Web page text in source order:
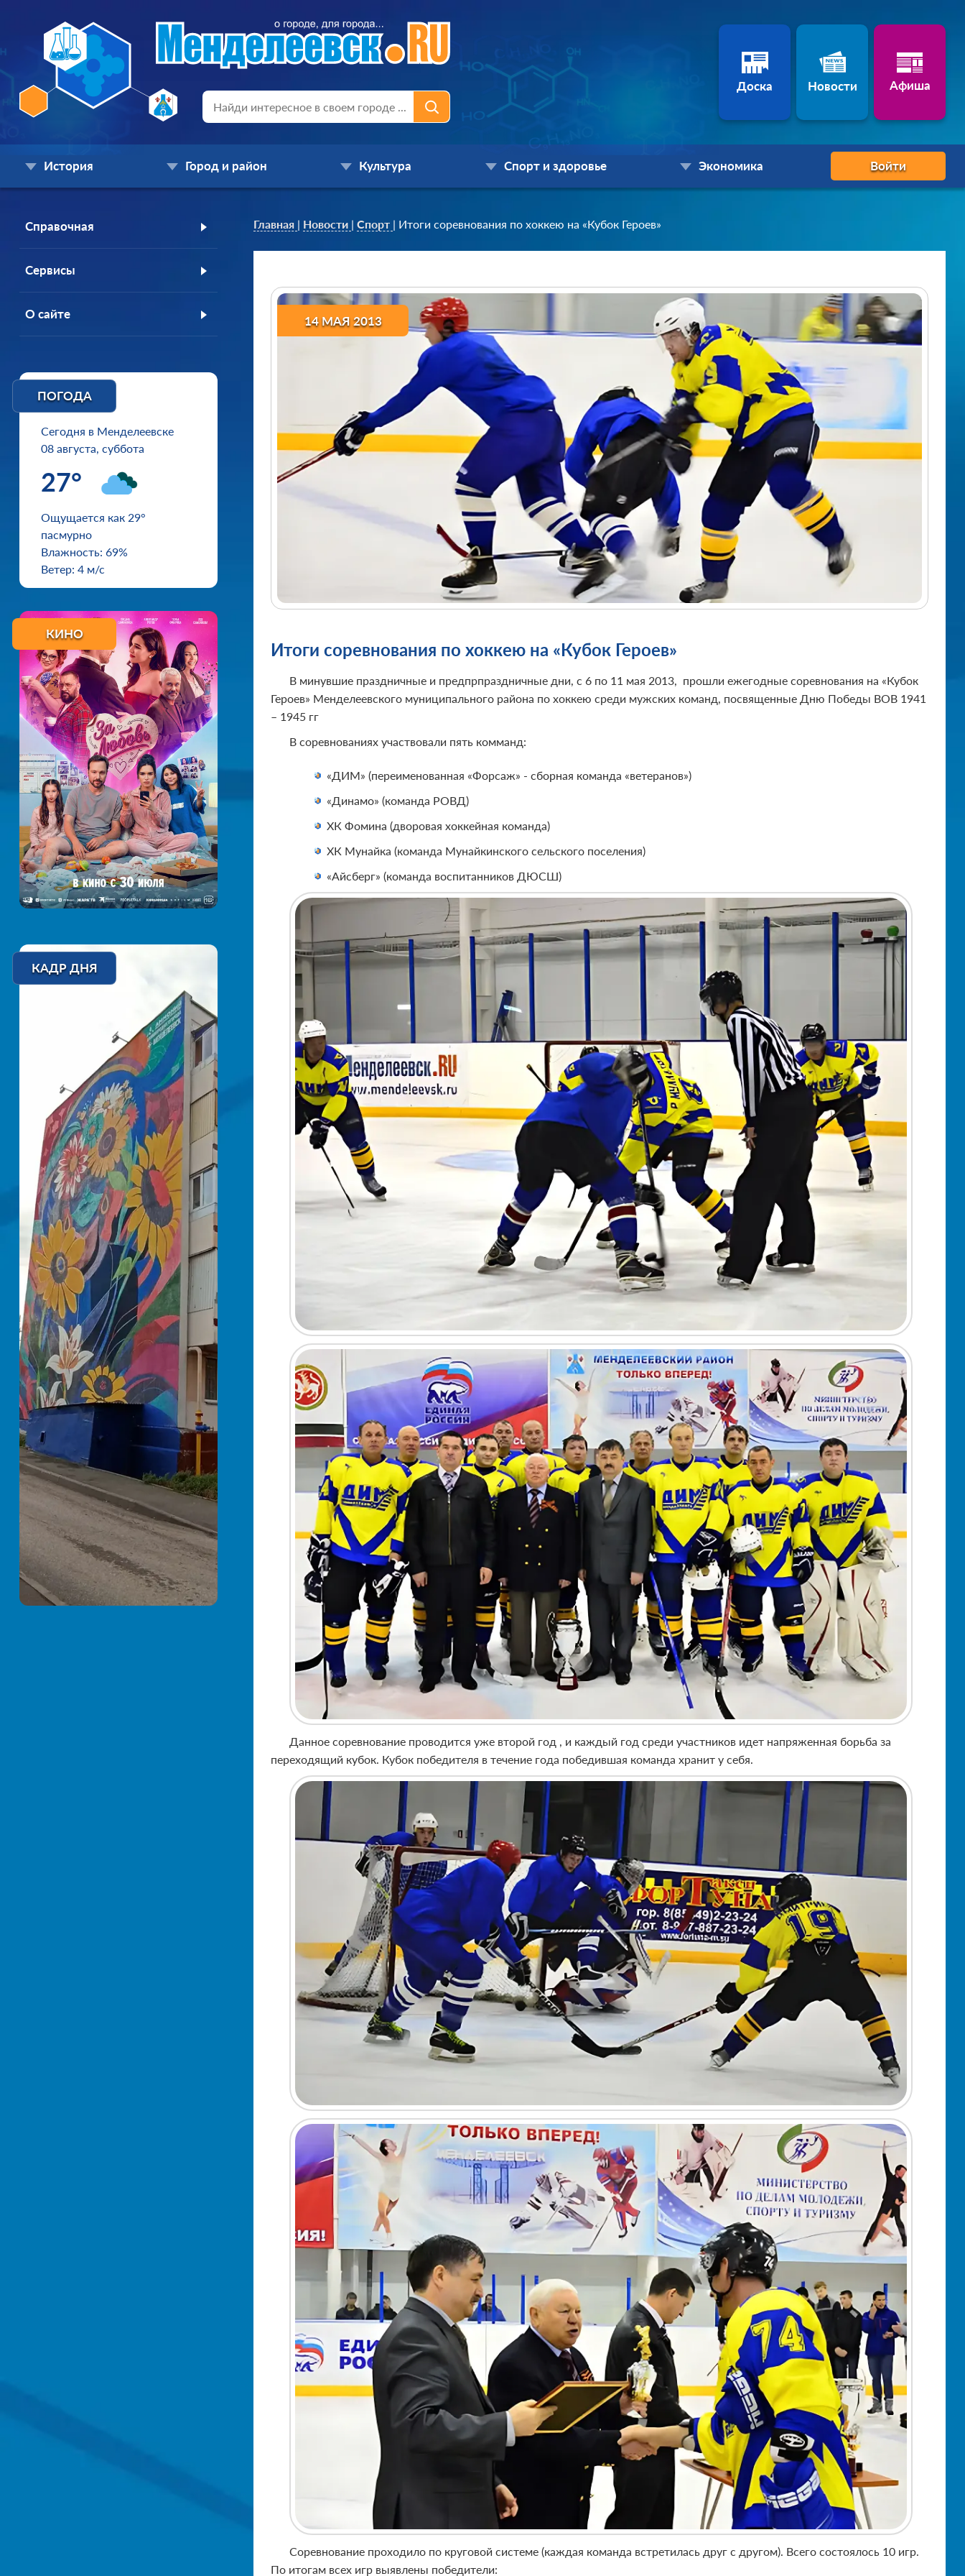
Доска Новости Афиша
История Город и район Культура Спорт и здоровье Экономика Войти
Справочная
Сервисы
О сайте
ПОГОДА
Сегодня в Менделеевске
08 августа, суббота
27°
Ощущается как 29°
пасмурно
Влажность: 69%
Ветер: 4 м/с
КИНО
КАДР ДНЯ
Главная | Новости | Спорт | Итоги соревнования по хоккею на «Кубок Героев»
14 МАЯ 2013
Итоги соревнования по хоккею на «Кубок Героев»
В минувшие праздничные и предпрпраздничные дни, с 6 по 11 мая 2013, прошли ежегодные соревнования на «Кубок
Героев» Менделеевского муниципального района по хоккею среди мужских команд, посвященные Дню Победы ВОВ 1941
– 1945 гг
В соревнованиях участвовали пять комманд:
«ДИМ» (переименованная «Форсаж» - сборная команда «ветеранов»)
«Динамо» (команда РОВД)
ХК Фомина (дворовая хоккейная команда)
ХК Мунайка (команда Мунайкинского сельского поселения)
«Айсберг» (команда воспитанников ДЮСШ)
Данное соревнование проводится уже второй год , и каждый год среди участников идет напряженная борьба за
переходящий кубок. Кубок победителя в течение года победившая команда хранит у себя.
Соревнование проходило по круговой системе (каждая команда встретилась друг с другом). Всего состоялось 10 игр.
По итогам всех игр выявлены победители: